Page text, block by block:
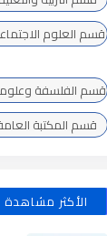
قسم العلوم
قسم الفلسفة
قسم المكتبة
الأكثر مشاهدة